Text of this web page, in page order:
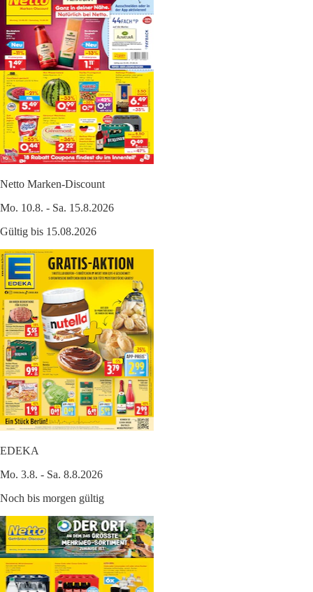
Netto Marken-Discount
Mo. 10.8. - Sa. 15.8.2026
Gültig bis 15.08.2026
EDEKA
Mo. 3.8. - Sa. 8.8.2026
Noch bis morgen gültig